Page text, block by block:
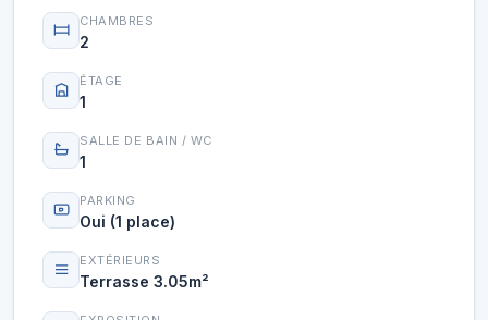
CHAMBRES
2
ÉTAGE
1
SALLE DE BAIN / WC
1
PARKING
Oui (1 place)
EXTÉRIEURS
Terrasse 3.05m²